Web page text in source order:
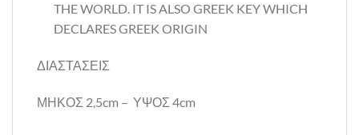
THE WORLD. IT IS ALSO GREEK KEY WHICH
DECLARES GREEK ORIGIN
ΔΙΑΣΤΑΣΕΙΣ
ΜΗΚΟΣ 2,5cm – ΥΨΟΣ 4cm